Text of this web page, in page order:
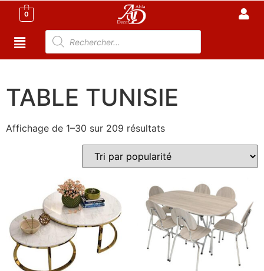
0
TABLE TUNISIE
Affichage de 1–30 sur 209 résultats